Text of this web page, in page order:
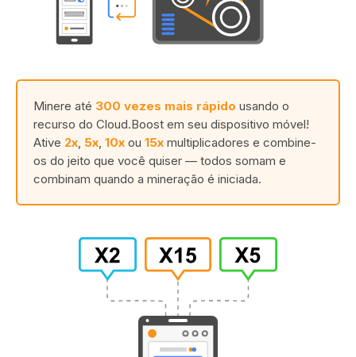
Minere até 300 vezes mais rápido usando o
recurso do Cloud.Boost em seu dispositivo móvel!
Ative 2x 5x 10x ou 15x multiplicadores e combine-
os do jeito que você quiser — todos somam e
combinam quando a mineração é iniciada.